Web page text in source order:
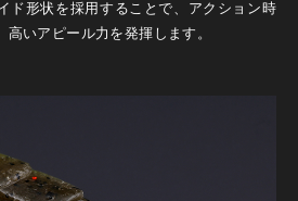
ド形状を採用することで、アクション時
いアピール力を発揮します。